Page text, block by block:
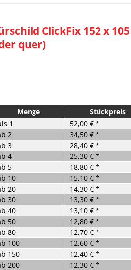
ClickFix 152 x
quer)
Menge
Stückpreis
1
52,00 € *
2
34,50 € *
3
28,40 € *
4
25,30 € *
5
18,80 € *
10
15,10 € *
20
14,30 € *
30
13,30 € *
40
13,10 € *
50
12,80 € *
80
12,70 € *
100
12,60 € *
150
12,40 € *
200
12,30 € *